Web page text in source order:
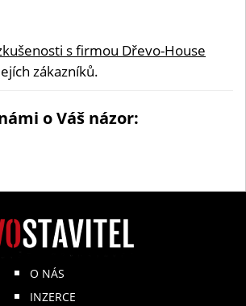
s firmou Dřevo-House
zákazníků.
o Váš názor:
O NÁS
INZERCE